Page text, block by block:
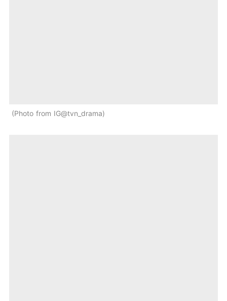
Photo from IG@tvn_drama